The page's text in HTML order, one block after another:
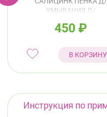
УМЫВАНИЯ Д/
ЦИНКОМ И СЕРОЙ
450 ₽
В КОРЗИНУ
Инструкция по